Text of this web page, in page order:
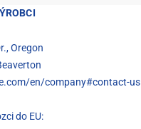
Oregon
en/company#contact-us
do EU: